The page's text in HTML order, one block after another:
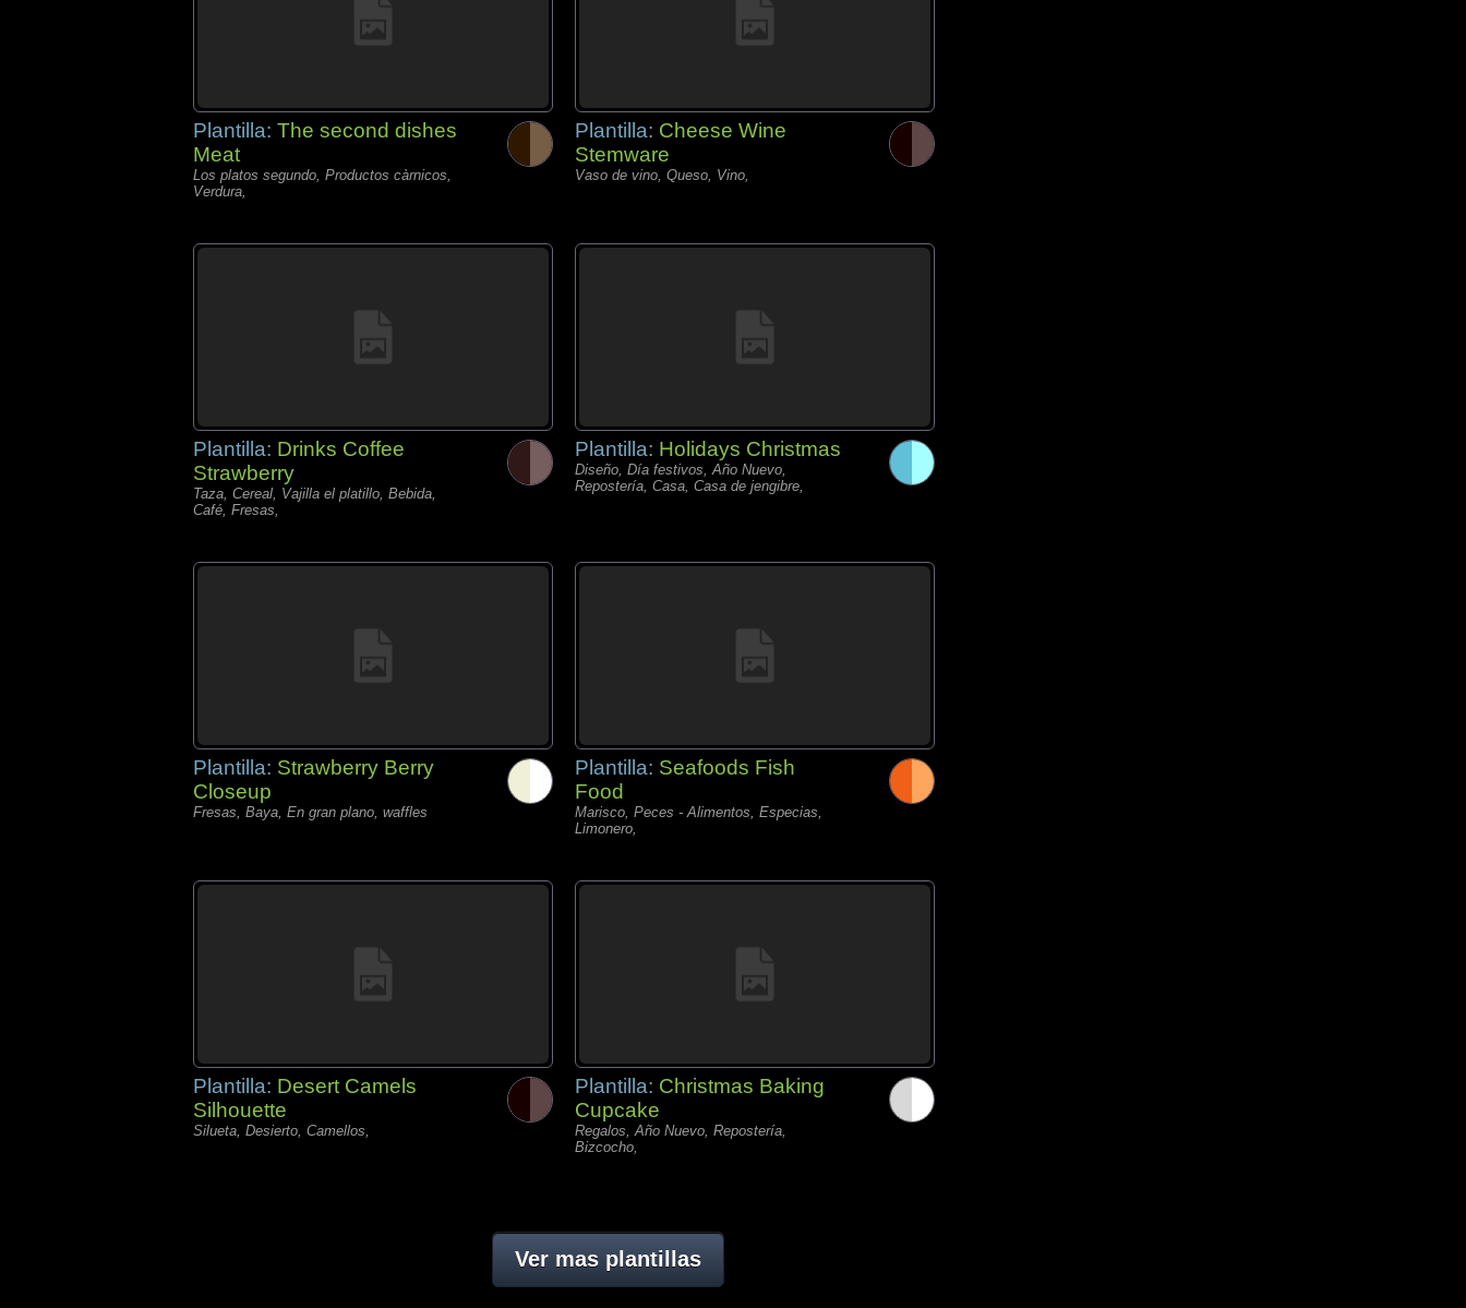
Plantilla: The second dishes
Meat
Los platos segundo, Productos càrnicos,
Verdura,
Plantilla: Cheese Wine
Stemware
Vaso de vino, Queso, Vino,
Plantilla: Drinks Coffee
Strawberry
Taza, Cereal, Vajilla el platillo, Bebida,
Café, Fresas,
Plantilla: Holidays Christmas
Diseño, Día festivos, Año Nuevo,
Repostería, Casa, Casa de jengibre,
Plantilla: Strawberry Berry
Closeup
Fresas, Baya, En gran plano, waffles
Plantilla: Seafoods Fish
Food
Marisco, Peces - Alimentos, Especias,
Limonero,
Plantilla: Desert Camels
Silhouette
Silueta, Desierto, Camellos,
Plantilla: Christmas Baking
Cupcake
Regalos, Año Nuevo, Repostería,
Bizcocho,
Ver mas plantillas